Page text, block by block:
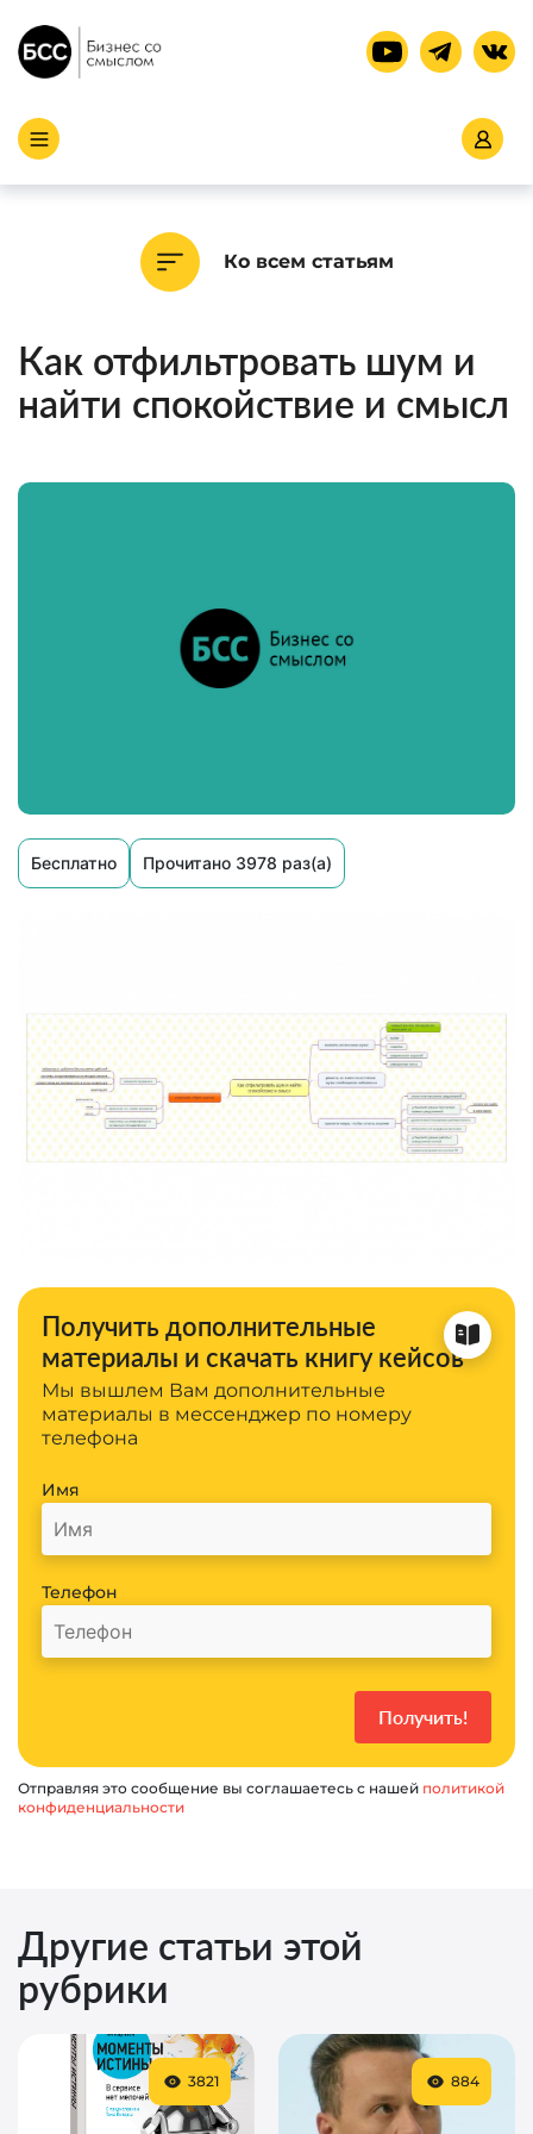
Ко всем статьям
Как отфильтровать шум и
найти спокойствие и смысл
Бесплатно Прочитано 3978 раз(а)
Получить дополнительные
материалы и скачать книгу кейсов
Мы вышлем Вам дополнительные
материалы в мессенджер по номеру
телефона
Имя
Телефон
Отправляя это сообщение вы соглашаетесь с нашей политикой
конфиденциальности
Другие статьи этой
рубрики
3821 884